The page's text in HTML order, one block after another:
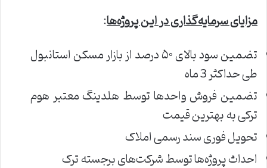
مزایای سرمایهگذاری در این پروژهها:
تضمین سود بالای ۵۰ درصد از بازار مسکن استانبول
طی حداکثر 3 ماه
تضمین فروش واحدها توسط هلدینگ معتبر هوم
ترکی به بهترین قیمت
تحویل فوری سند رسمی املاک
احداث پروژه‌ها توسط شرکت‌های برجسته ترک